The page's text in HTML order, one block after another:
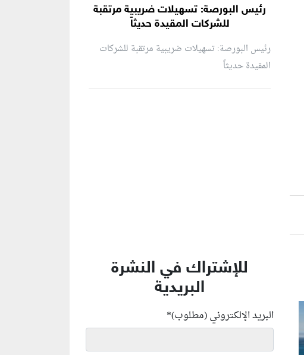
رئيس البورصة: تسهيلات ضريبية مرتقبة
للشركات المقيدة حديثاً
رئيس البورصة: تسهيلات ضريبية مرتقبة للشركات
المقيدة حديثاً
للإشتراك في النشرة
البريدية
البريد الإلكتروني (مطلوب)*